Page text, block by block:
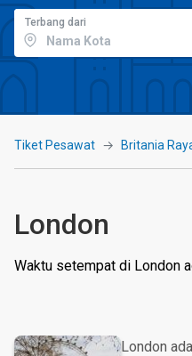
Terbang dari
Tiket Pesawat Britania
London
Waktu setempat di London
London